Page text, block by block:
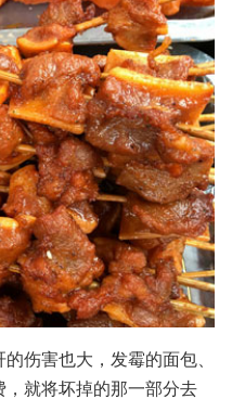
伤害也大，发霉的面包、
就将坏掉的那一部分去